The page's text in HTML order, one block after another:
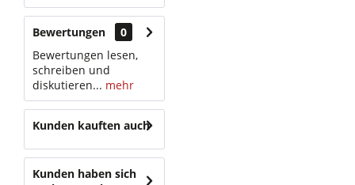
Bewertungen
0
Bewertungen lesen,
schreiben und
diskutieren... mehr
Kunden kauften auch
Kunden haben sich